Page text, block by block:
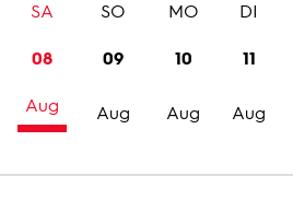
Trailer
Bilder
08
Aug
SA
09
Aug
SO
10
Aug
MO
11
Aug
DI